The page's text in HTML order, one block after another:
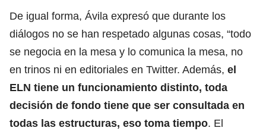
De igual forma, Ávila expresó que durante los
diálogos no se han respetado algunas cosas, “todo
se negocia en la mesa y lo comunica la mesa, no
en trinos ni en editoriales en Twitter. Además, el
ELN tiene un funcionamiento distinto, toda
decisión de fondo tiene que ser consultada en
todas las estructuras, eso toma tiempo. El